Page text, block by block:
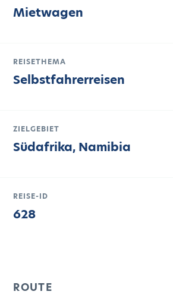
Mietwagen
REISETHEMA
Selbstfahrerreisen
ZIELGEBIET
Südafrika, Namibia
REISE-ID
628
ROUTE